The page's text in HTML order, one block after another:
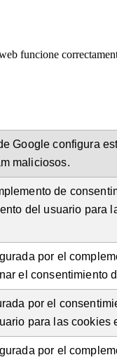
funcione
Google configura
maliciosos.
de
del usuario para
por el
el consentimiento
por el
para las cookies
por el